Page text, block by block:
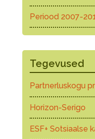
Periood 2007-
Tegevused
Partnerluskogu
Horizon-Serigo
ESF+ Sotsiaalse